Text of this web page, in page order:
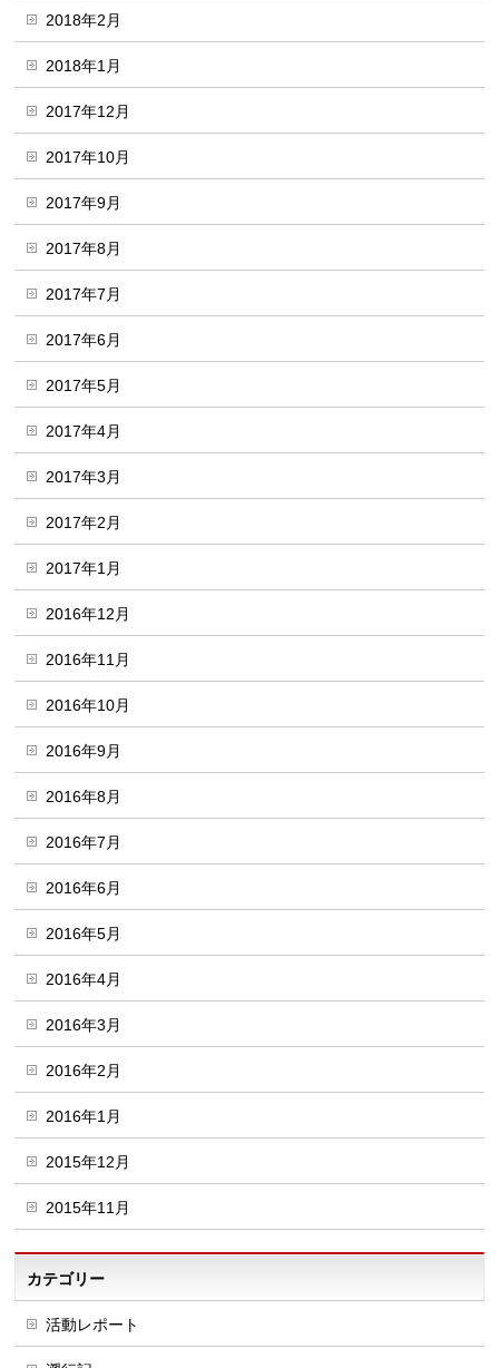
2018年2月
2018年1月
2017年12月
2017年10月
2017年9月
2017年8月
2017年7月
2017年6月
2017年5月
2017年4月
2017年3月
2017年2月
2017年1月
2016年12月
2016年11月
2016年10月
2016年9月
2016年8月
2016年7月
2016年6月
2016年5月
2016年4月
2016年3月
2016年2月
2016年1月
2015年12月
2015年11月
カテゴリー
活動レポート